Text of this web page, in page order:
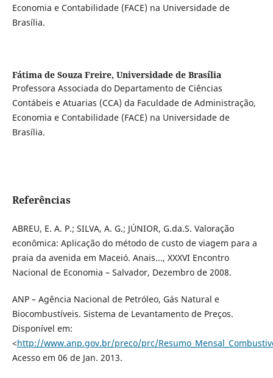
Economia e Contabilidade (FACE) na Universidade de
Brasília.
Fátima de Souza Freire, Universidade de Brasília
Professora Associada do Departamento de Ciências
Contábeis e Atuarias (CCA) da Faculdade de Administração,
Economia e Contabilidade (FACE) na Universidade de
Brasília.
Referências
ABREU, E. A. P.; SILVA, A. G.; JÚNIOR, G.da.S. Valoração
econômica: Aplicação do método de custo de viagem para a
praia da avenida em Maceió. Anais..., XXXVI Encontro
Nacional de Economia – Salvador, Dezembro de 2008.
ANP – Agência Nacional de Petróleo, Gás Natural e
Biocombustíveis. Sistema de Levantamento de Preços.
Disponível em:
<http://www.anp.gov.br/preco/prc/
Acesso em 06 de Jan. 2013.